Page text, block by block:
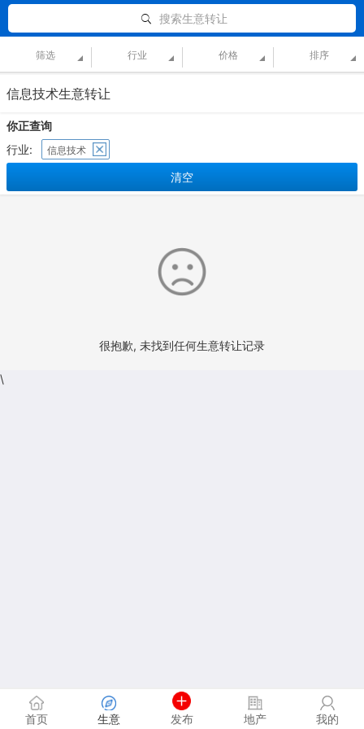
搜索生意转让
筛选 行业 价格 排序
信息技术生意转让
你正查询
行业:
信息技术
清空
很抱歉, 未找到任何生意转让记录
首页 生意 发布 地产 我的
\